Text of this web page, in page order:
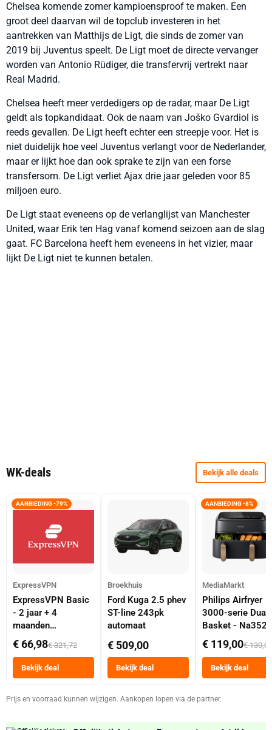
Chelsea komende zomer kampioensproof te maken. Een
groot deel daarvan wil de topclub investeren in het
aantrekken van Matthijs de Ligt, die sinds de zomer van
2019 bij Juventus speelt. De Ligt moet de directe vervanger
worden van Antonio Rüdiger, die transfervrij vertrekt naar
Real Madrid.
Chelsea heeft meer verdedigers op de radar, maar De Ligt
geldt als topkandidaat. Ook de naam van Joško Gvardiol is
reeds gevallen. De Ligt heeft echter een streepje voor. Het is
niet duidelijk hoe veel Juventus verlangt voor de Nederlander,
maar er lijkt hoe dan ook sprake te zijn van een forse
transfersom. De Ligt verliet Ajax drie jaar geleden voor 85
miljoen euro.
De Ligt staat eveneens op de verlanglijst van Manchester
United, waar Erik ten Hag vanaf komend seizoen aan de slag
gaat. FC Barcelona heeft hem eveneens in het vizier, maar
lijkt De Ligt niet te kunnen betalen.
WK-deals Bekijk alle deals
AANBIEDING -79%
ExpressVPN
ExpressVPN Basic
- 2 jaar + 4
maanden
abonnement
€ 66,98€ 321,72
Bekijk deal
Broekhuis
Ford Kuga 2.5 phev
ST-line 243pk
automaat
€ 509,00
Bekijk deal
AANBIEDING -8%
MediaMarkt
Philips Airfryer
3000-serie Dual
Basket -
Dubbele Mand 9
Tot 6 Personen
Heteluchtfriteuse
Zwart
€ 119,00€ 130,00
Bekijk deal
Prijs en voorraad kunnen wijzigen. Aankopen lopen via de partner.